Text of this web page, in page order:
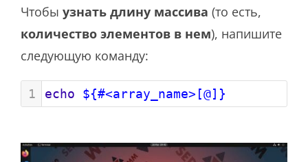
Чтобы узнать длину массива (то есть,
количество элементов в нем), напишите
следующую команду:
1 echo ${#<array_name>[@]}